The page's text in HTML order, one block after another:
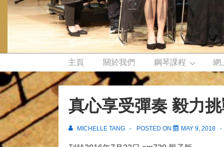
Navigation
主頁 關於我們 鋼琴課程 網
真心享受彈奏 毅力
MICHELLE TANG POSTED ON MAY 9, 2018